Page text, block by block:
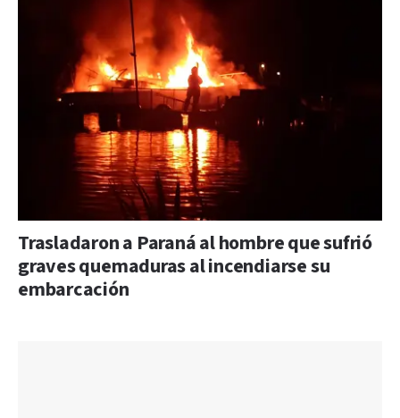
Trasladaron a Paraná al hombre que sufrió
graves quemaduras al incendiarse su
embarcación